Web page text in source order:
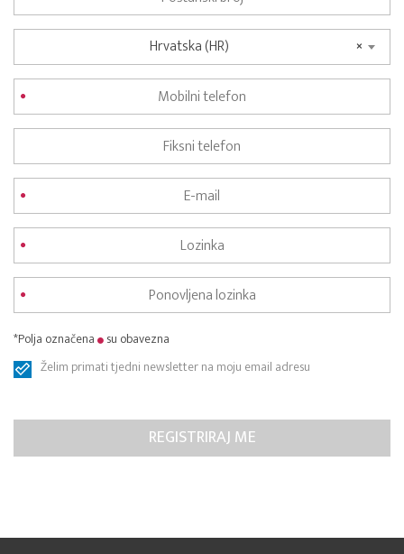
×
Hrvatska (HR)
*Polja označena
su obavezna
Želim primati tjedni newsletter na moju email adresu